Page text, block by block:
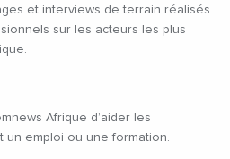
et interviews de terrain réalisés
sur les acteurs les plus
Afrique d’aider les
emploi ou une formation.